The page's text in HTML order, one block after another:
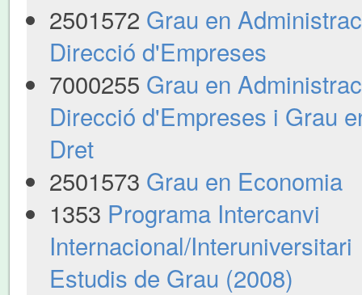
2501572 Grau en
Direcció d'Empreses
7000255 Grau en
Direcció d'Empreses i Grau
Dret
2501573 Grau en Economia
1353 Programa Intercanvi
Internacional/Interuniversitari
Estudis de Grau (2008)